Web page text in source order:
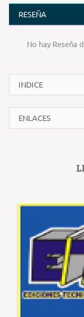
RESEÑA
No hay Reseña
INDICE
ENLACES